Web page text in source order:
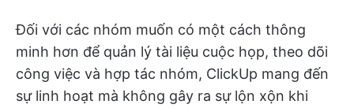
Đối với các nhóm muốn có một cách thông
minh hơn để quản lý tài liệu cuộc họp, theo dõi
công việc và hợp tác nhóm, ClickUp mang đến
sự linh hoạt mà không gây ra sự lộn xộn khi